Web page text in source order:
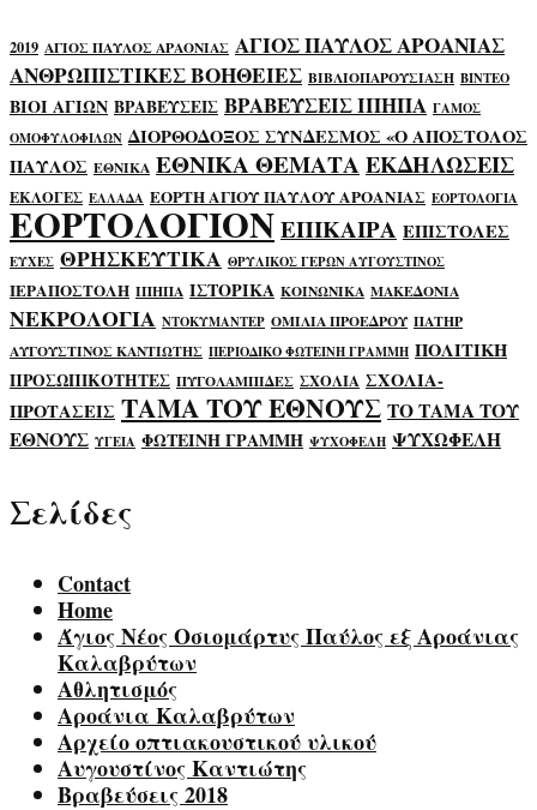
2019 ΑΓΙΟΣ ΠΑΥΛΟΣ ΑΡΑΟΝΙΑΣ ΑΓΙΟΣ ΠΑΥΛΟΣ ΑΡΟΑΝΙΑΣ
ΑΝΘΡΩΠΙΣΤΙΚΕΣ ΒΟΗΘΕΙΕΣ ΒΙΒΛΙΟΠΑΡΟΥΣΙΑΣΗ ΒΙΝΤΕΟ
ΒΙΟΙ ΑΓΙΩΝ ΒΡΑΒΕΥΣΕΙΣ ΒΡΑΒΕΥΣΕΙΣ ΙΠΗΠΑ ΓΑΜΟΣ
ΟΜΟΦΥΛΟΦΙΛΩΝ ΔΙΟΡΘΟΔΟΞΟΣ ΣΥΝΔΕΣΜΟΣ «Ο ΑΠΟΣΤΟΛΟΣ
ΠΑΥΛΟΣ ΕΘΝΙΚΑ ΕΘΝΙΚΑ ΘΕΜΑΤΑΕΚΔΗΛΩΣΕΙΣ
ΕΚΛΟΓΕΣ ΕΛΛΑΔΑ ΕΟΡΤΗ ΑΓΙΟΥ ΠΑΥΛΟΥ ΑΡΟΑΝΙΑΣ ΕΟΡΤΟΛΟΓΙΑ
ΕΟΡΤΟΛΟΓΙΟΝΕΠΙΚΑΙΡΑ ΕΠΙΣΤΟΛΕΣ
ΕΥΧΕΣ ΘΡΗΣΚΕΥΤΙΚΑ ΘΡΥΛΙΚΟΣ ΓΕΡΩΝ ΑΥΓΟΥΣΤΙΝΟΣ
ΙΕΡΑΠΟΣΤΟΛΗ ΙΠΗΠΑ ΙΣΤΟΡΙΚΑ ΚΟΙΝΩΝΙΚΑ ΜΑΚΕΔΟΝΙΑ
ΝΕΚΡΟΛΟΓΙΑ ΝΤΟΚΥΜΑΝΤΕΡ ΟΜΙΛΙΑ ΠΡΟΕΔΡΟΥ ΠΑΤΗΡ
ΑΥΓΟΥΣΤΙΝΟΣ ΚΑΝΤΙΩΤΗΣ ΠΕΡΙΟΔΙΚΟ ΦΩΤΕΙΝΗ ΓΡΑΜΜΗ ΠΟΛΙΤΙΚΗ
ΠΡΟΣΩΠΙΚΟΤΗΤΕΣ ΠΥΓΟΛΑΜΠΙΔΕΣ ΣΧΟΛΙΑ ΣΧΟΛΙΑ-
ΠΡΟΤΑΣΕΙΣ ΤΑΜΑ ΤΟΥ ΕΘΝΟΥΣ ΤΟ ΤΑΜΑ ΤΟΥ
ΕΘΝΟΥΣ ΥΓΕΙΑ ΦΩΤΕΙΝΗ ΓΡΑΜΜΗ ΨΥΧΟΦΕΛΗ ΨΥΧΩΦΕΛΗ
Σελίδες
Contact
Home
Άγιος Νέος Οσιομάρτυς Παύλος εξ Αροάνιας
Καλαβρύτων
Αθλητισμός
Αροάνια Καλαβρύτων
Αρχείο οπτιακουστικού υλικού
Αυγουστίνος Καντιώτης
Βραβεύσεις 2018